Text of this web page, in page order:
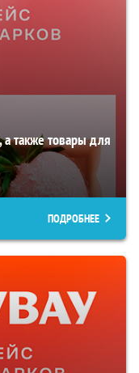
также товары для
ПОДРОБНЕЕ